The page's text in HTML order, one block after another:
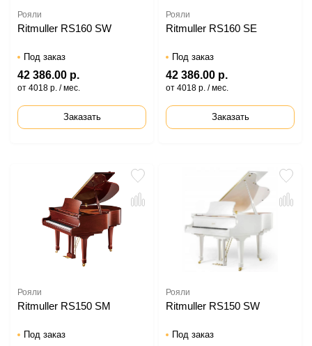
Рояли
Ritmuller RS160 SW
Под заказ
42 386.00 р.
от 4018 р. / мес.
Заказать
Рояли
Ritmuller RS160 SE
Под заказ
42 386.00 р.
от 4018 р. / мес.
Заказать
Рояли
Ritmuller RS150 SM
Под заказ
Рояли
Ritmuller RS150 SW
Под заказ